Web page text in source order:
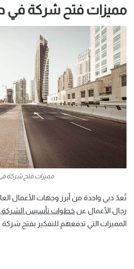
مميزات فتح شركة في
مميزات فتح شركة
تُعدّ دبي واحدة من أبرز وجهات الأعمال
رجال الأعمال عن خطوات تأسيس الشركة
المميزات التي تدفعهم للتفكير بفتح شركة